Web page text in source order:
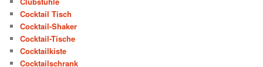
Cocktail Tisch
Cocktail-Shaker
Cocktail-Tische
Cocktailkiste
Cocktailschrank